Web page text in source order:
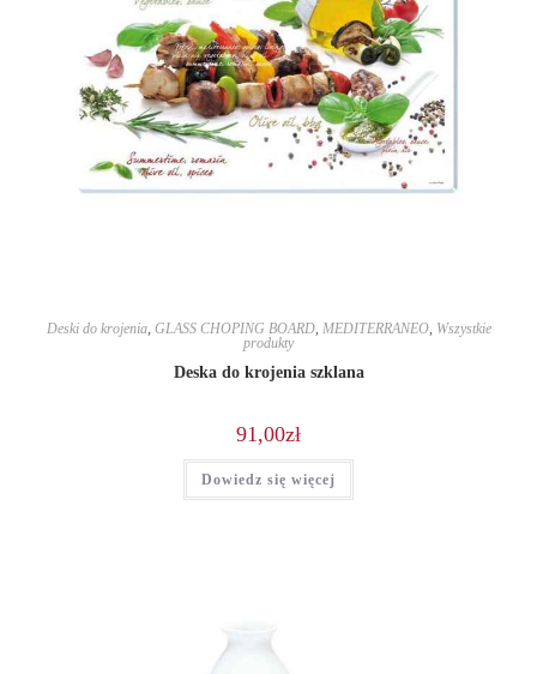
Deski do krojenia, GLASS CHOPING BOARD, MEDITERRANEO, Wszystkie
produkty
Deska do krojenia szklana
91,00zł
Dowiedz się więcej